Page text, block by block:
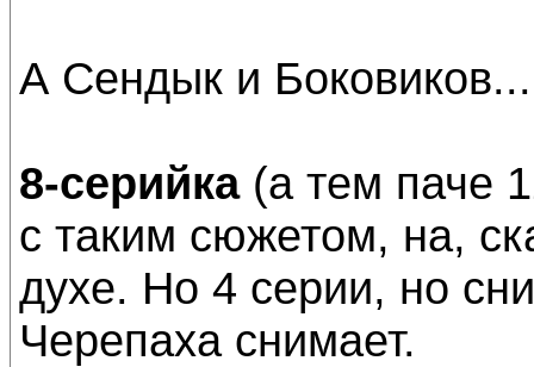
А Сендык и
8-серийка(а тем паче
с таким сюжетом, на,
духе. Но 4 серии, но
Черепаха снимает.